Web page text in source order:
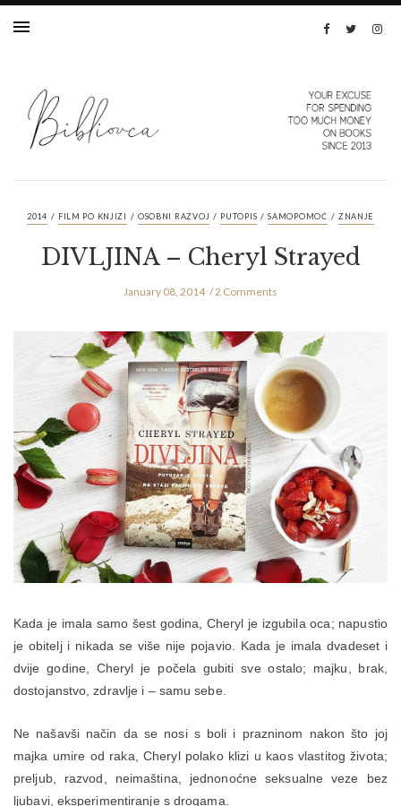
2014 / FILM PO KNJIZI / OSOBNI RAZVOJ / PUTOPIS / SAMOPOMOĆ / ZNANJE
DIVLJINA – Cheryl Strayed
January 08, 2014 2 Comments
Kada je imala samo šest godina, Cheryl je izgubila oca; napustio
je obitelj i nikada se više nije pojavio. Kada je imala dvadeset i
dvije godine, Cheryl je počela gubiti sve ostalo; majku, brak,
dostojanstvo, zdravlje i – samu sebe.
Ne našavši način da se nosi s boli i prazninom nakon što joj
majka umire od raka, Cheryl polako klizi u kaos vlastitog života;
preljub, razvod, neimaština, jednonoćne seksualne veze bez
ljubavi, eksperimentiranje s drogama.